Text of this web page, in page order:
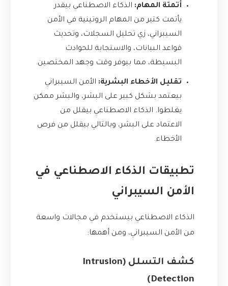
أتمتة المهام: الذكاء الاصطناعي بيقدر
يأتمت كتير من المهام الروتينية في الأمن
السيبراني، زي تحليل السجلات، وتحديث
قواعد البيانات، والاستجابة للحوادث
البسيطة، مما بيوفر وقت وجهد المختصين.
تقليل الأخطاء البشرية: الأمن السيبراني
بيعتمد بشكل كبير على البشر، والبشر ممكن
يغلطوا. الذكاء الاصطناعي بيقلل من
الاعتماد على البشر، وبالتالي بيقلل من فرص
الأخطاء.
تطبيقات الذكاء الاصطناعي في
الأمن السيبراني
الذكاء الاصطناعي بيستخدم في مجالات واسعة
من الأمن السيبراني، ومن أهمها:
كشف التسلل (Intrusion
Detection)